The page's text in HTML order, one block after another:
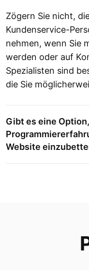
Zögern Sie nicht,
Kundenservice-
nehmen, wenn Sie
werden oder auf
Spezialisten sind
die Sie
Gibt es eine
Website